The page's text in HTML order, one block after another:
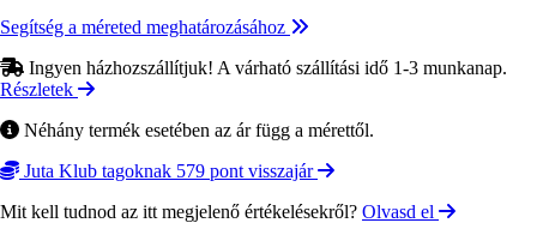
Segítség a méreted meghatározásához
Ingyen házhozszállítjuk! A várható szállítási idő 1-3 munkanap.
Részletek
Néhány termék esetében az ár függ a mérettől.
Juta Klub tagoknak 579 pont visszajár
Mit kell tudnod az itt megjelenő értékelésekről? Olvasd el